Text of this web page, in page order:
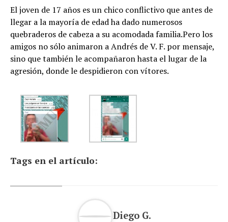
El joven de 17 años es un chico conflictivo que antes de
llegar a la mayoría de edad ha dado numerosos
quebraderos de cabeza a su acomodada familia.Pero los
amigos no sólo animaron a Andrés de V. F. por mensaje,
sino que también le acompañaron hasta el lugar de la
agresión, donde le despidieron con vítores.
Tags en el artículo:
Diego G.